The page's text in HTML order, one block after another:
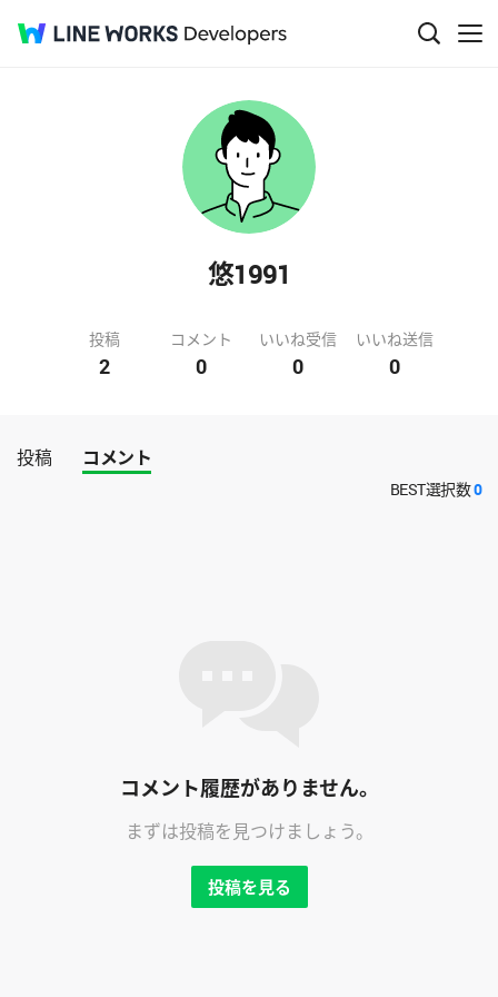
悠1991
投稿
2
コメント
0
いいね受信
0
いいね送信
0
投稿 コメント
BEST選択数0
コメント履歴がありません。
まずは投稿を見つけましょう。
投稿を見る